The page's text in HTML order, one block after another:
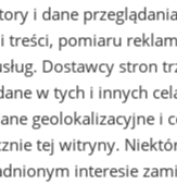
- Orzesze
i dane
treści, pomiaru
Dostawcy stron
w tych i innych
geolokalizacyjne i
tej witryny.
interesie